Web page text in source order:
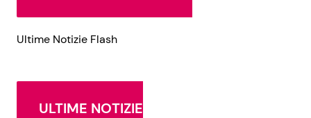
Ultime Notizie Flash
ULTIME NOTIZIE